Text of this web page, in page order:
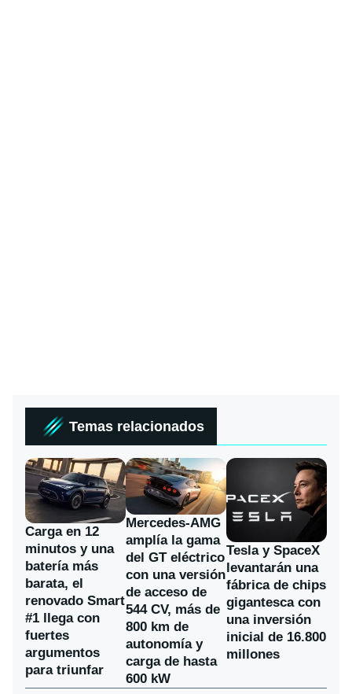
Temas relacionados
Carga en 12
minutos y una
batería más
barata, el
renovado Smart
#1 llega con
fuertes
argumentos
para triunfar
Mercedes-AMG
amplía la gama
del GT eléctrico
con una versión
de acceso de
544 CV, más de
800 km de
autonomía y
carga de hasta
600 kW
Tesla y SpaceX
levantarán una
fábrica de chips
gigantesca con
una inversión
inicial de 16.800
millones